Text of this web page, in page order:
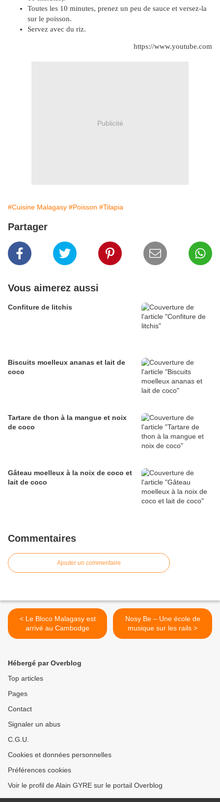
Toutes les 10 minutes, prenez un peu de sauce et versez-la
sur le poisson.
Servez avec du riz.
https://www.youtube.com
Publicité
#Cuisine Malagasy #Poisson #Tilapia
Partager
Vous aimerez aussi
Confiture de litchis
Biscuits moelleux ananas et lait de
coco
Tartare de thon à la mangue et noix
de coco
Gâteau moelleux à la noix de coco et
lait de coco
Commentaires
Ajouter un commentaire
< Le Bloco Malagasy est
arrivé au Cambodge
Nosy Be – Une école de
musique sur les rails >
Hébergé par Overblog
Top articles
Pages
Contact
Signaler un abus
C.G.U.
Cookies et données personnelles
Préférences cookies
Voir le profil de Alain GYRE sur le portail Overblog